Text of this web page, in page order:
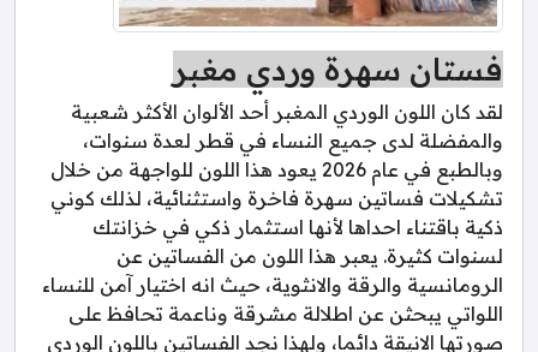
فستان سهرة وردي مغبر
لقد كان اللون الوردي المغبر أحد الألوان الأكثر شعبية
والمفضلة لدى جميع النساء في قطر لعدة سنوات،
وبالطبع في عام 2026 يعود هذا اللون للواجهة من خلال
تشكيلات فساتين سهرة فاخرة واستثنائية، لذلك كوني
ذكية باقتناء احداها لأنها استثمار ذكي في خزانتك
لسنوات كثيرة. يعبر هذا اللون من الفساتين عن
الرومانسية والرقة والانثوية، حيث انه اختيار آمن للنساء
اللواتي يبحثن عن اطلالة مشرقة وناعمة تحافظ على
صورتها الانيقة دائما، ولهذا نجد الفساتين باللون الوردي